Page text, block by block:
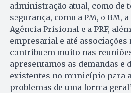
administração atual, como de
segurança, como a PM, o BM, a
Agência Prisional e a PRF,
empresarial e até
contribuem muito nas
apresentamos as demandas e
existentes no município para
problemas de uma forma